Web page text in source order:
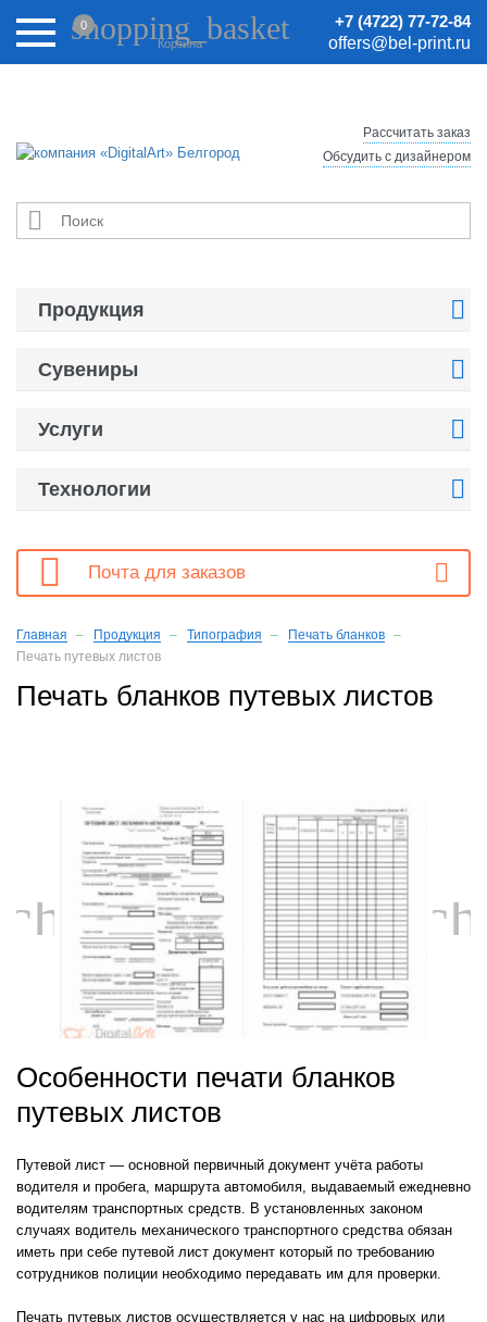
Внимание! Цены на сайте могут быть неактуальными.
Актуальные цены уточняйте у менеджеров.
+7 (4722) 77-72-84
offers@bel-print.ru
shopping_basket
Корзина
0

Рассчитать заказ
Обсудить с дизайнером
Продукция 
Сувениры 
Услуги 
Технологии 
 Почта для заказов
Главная Продукция Типография
Печать бланков
Печать путевых листов
Печать бланков путевых листов
chevron_left
Особенности печати бланков
путевых листов
Путевой лист — основной первичный документ учёта работы
водителя и пробега, маршрута автомобиля, выдаваемый ежедневно
водителям транспортных средств. В установленных законом
случаях водитель механического транспортного средства обязан
иметь при себе путевой лист документ который по требованию
сотрудников полиции необходимо передавать им для проверки.
Печать путевых листов осуществляется у нас на цифровых или